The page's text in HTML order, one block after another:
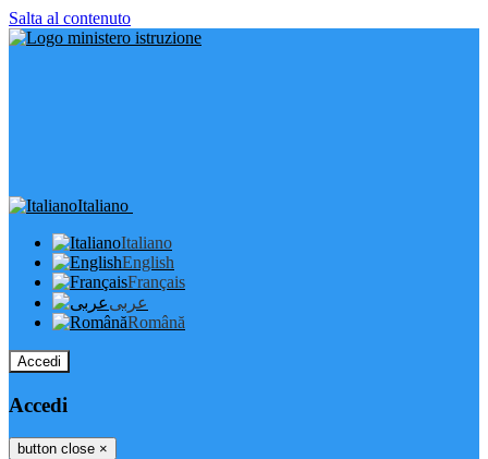
Salta al contenuto
Italiano
Italiano
English
Français
عربى
Română
Accedi
Accedi
button close ×